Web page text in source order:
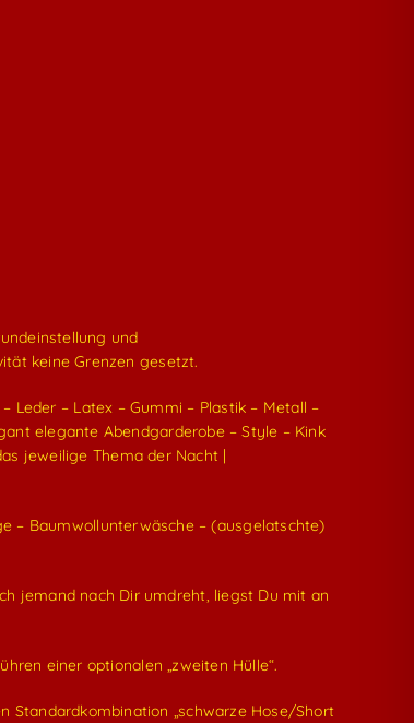
und
keine Grenzen gesetzt.
Leder – Latex – Gummi – Plastik – Metall –
elegante Abendgarderobe – Style – Kink
jeweilige Thema der Nacht |
– Baumwollunterwäsche – (ausgelatschte)
jemand nach Dir umdreht, liegst Du mit an
einer optionalen „zweiten Hülle“.
Standardkombination „schwarze Hose/Short